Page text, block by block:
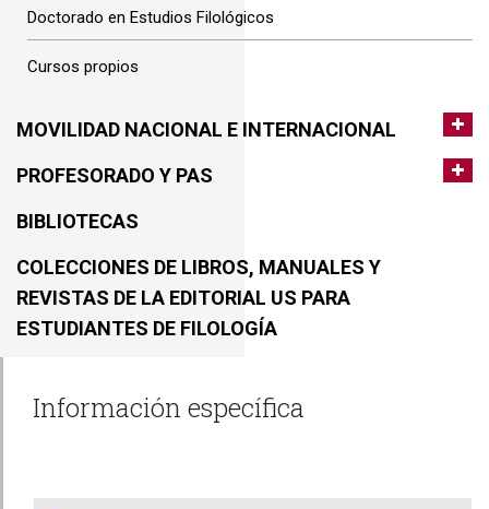
Doctorado en Estudios Filológicos
Cursos propios
MOVILIDAD NACIONAL E INTERNACIONAL
PROFESORADO Y PAS
BIBLIOTECAS
COLECCIONES DE LIBROS, MANUALES Y
REVISTAS DE LA EDITORIAL US PARA
ESTUDIANTES DE FILOLOGÍA
Información específica